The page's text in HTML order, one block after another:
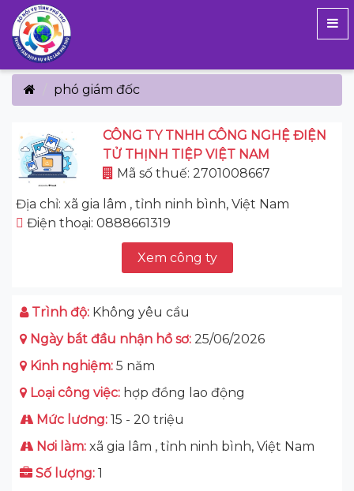
phó giám đốc
CÔNG TY TNHH CÔNG NGHỆ ĐIỆN
TỬ THỊNH TIỆP VIỆT NAM
Mã số thuế: 2701008667
Địa chỉ: xã gia lâm , tỉnh ninh bình, Việt Nam
Điện thoại: 0888661319
Xem công ty
Trình độ: Không yêu cầu
Ngày bắt đầu nhận hồ sơ: 25/06/2026
Kinh nghiệm: 5 năm
Loại công việc: hợp đồng lao động
Mức lương: 15 - 20 triệu
Nơi làm: xã gia lâm , tỉnh ninh bình, Việt Nam
Số lượng: 1